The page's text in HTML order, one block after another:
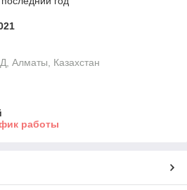
Алматы, Казахстан
работы